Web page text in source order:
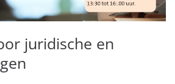
juridische en